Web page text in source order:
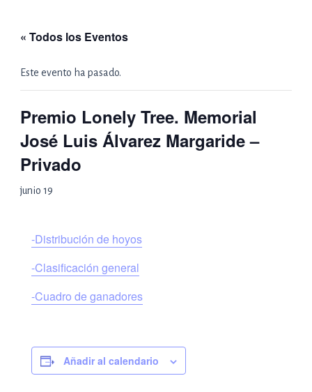
contenido« Todos los Eventos
Este evento ha pasado.
Premio Lonely Tree. Memorial
José Luis Álvarez Margaride –
Privado
junio 19
-Distribución de hoyos
-Clasificación general
-Cuadro de ganadores
Añadir al calendario